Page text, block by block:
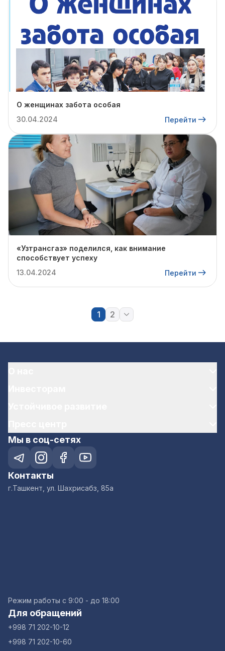
О женщинах забота особая
30.04.2024
Перейти
«Узтрансгаз» поделился, как внимание
способствует успеху
13.04.2024
Перейти
1 2
Мы в соц-сетях
Контакты
г.Ташкент, ул. Шахрисабз, 85а
Режим работы с 9:00 - до 18:00
Для обращений
+998 71 202-10-12
+998 71 202-10-60